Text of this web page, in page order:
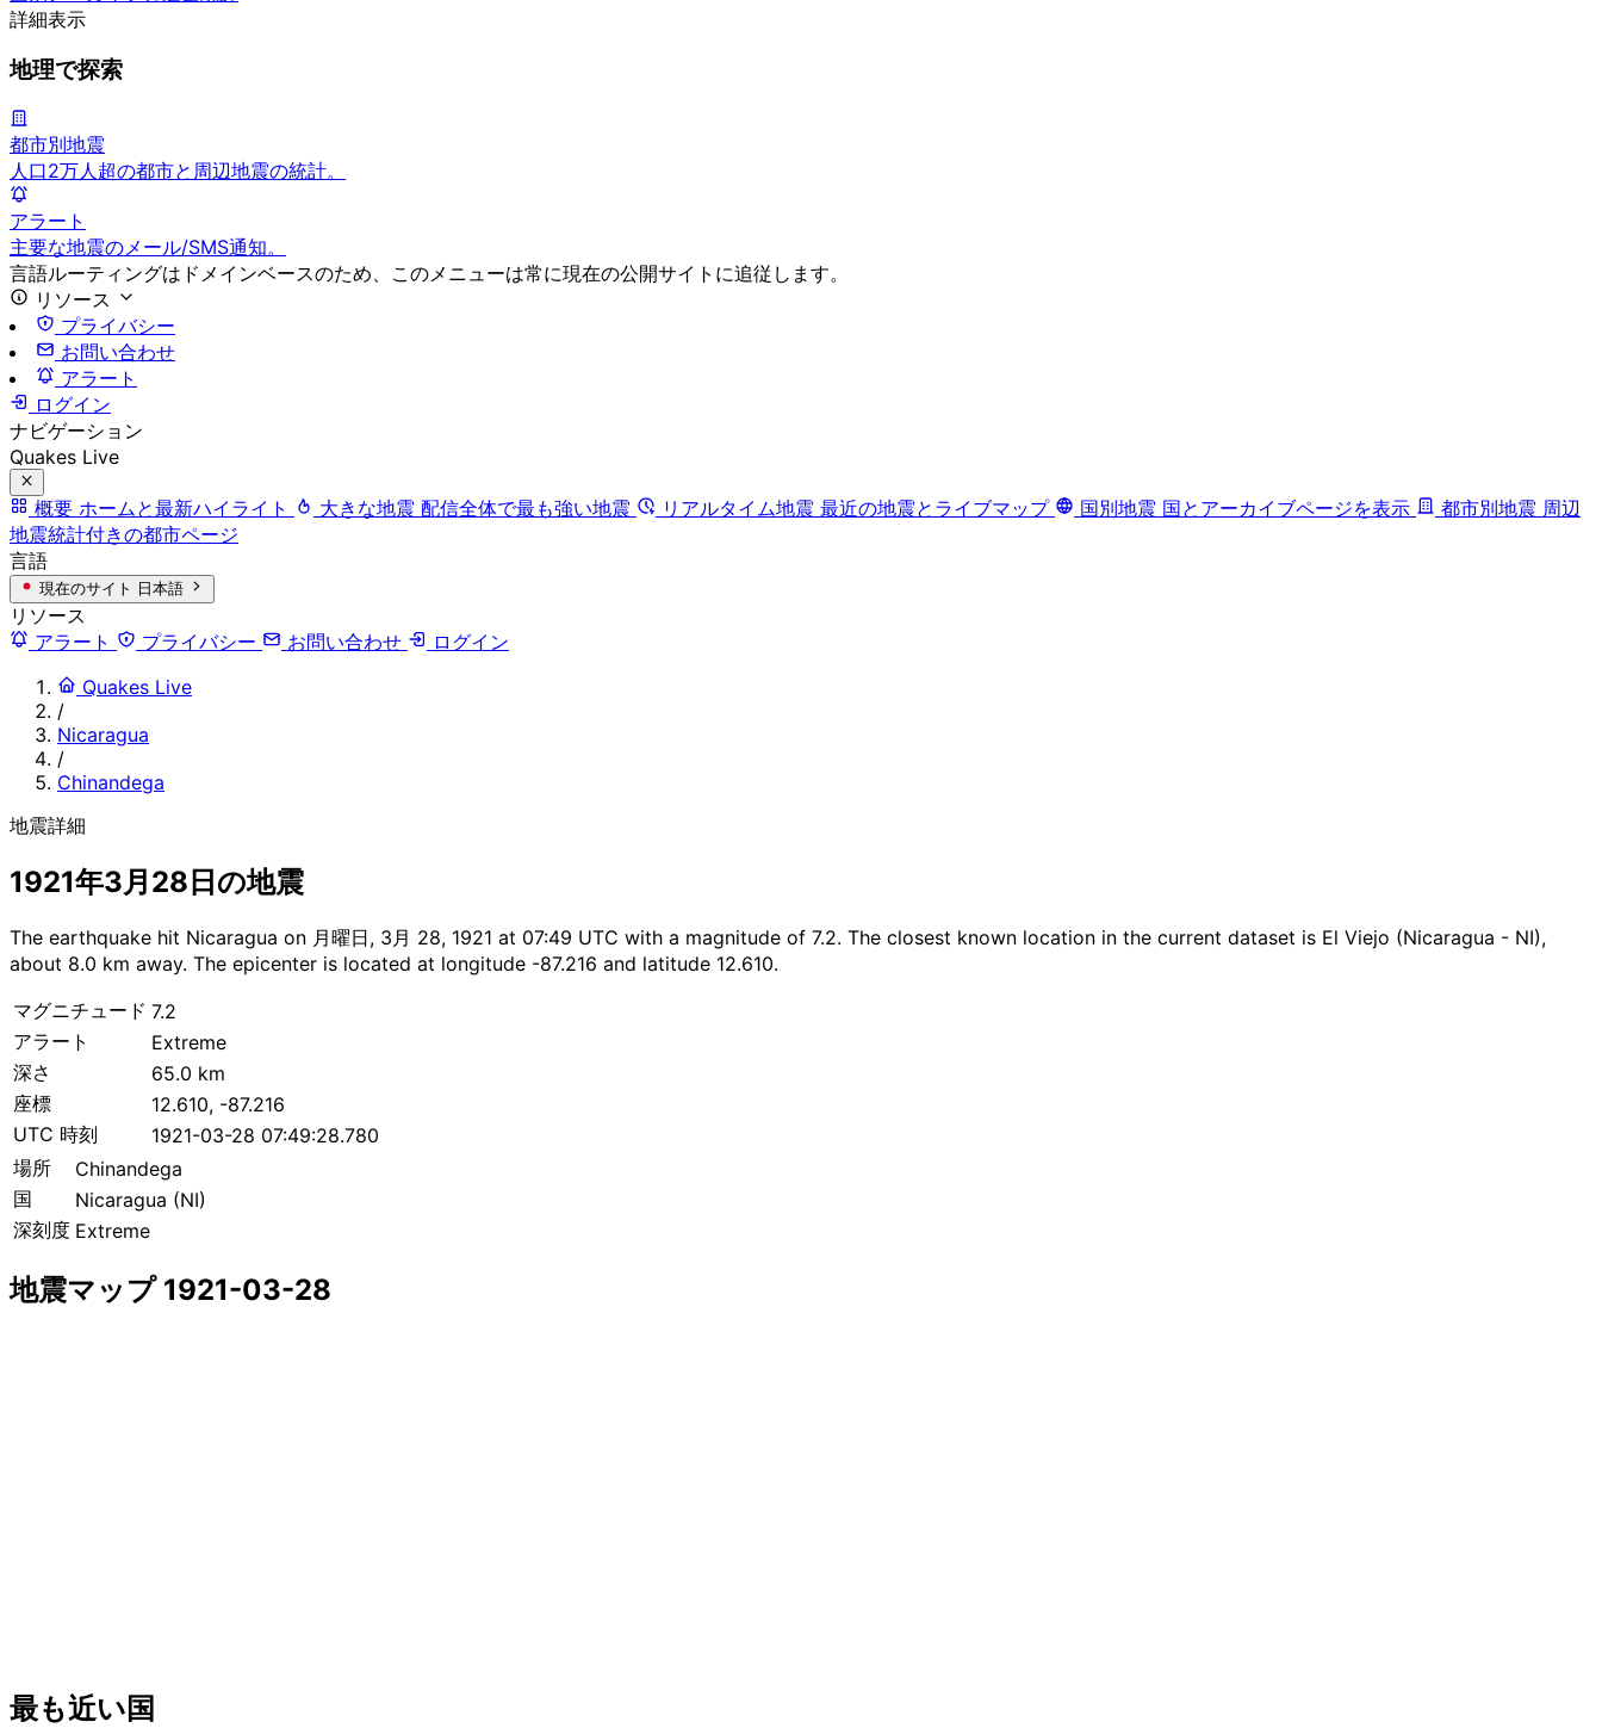
詳細表示
地理で探索
都市別地震
人口2万人超の都市と周辺地震の統計。
アラート
主要な地震のメール/SMS通知。
言語ルーティングはドメインベースのため、このメニューは常に現在の公開サイトに追従します。
リソース
プライバシー
お問い合わせ
アラート
ログイン
ナビゲーション
Quakes Live
概要 ホームと最新ハイライト 大きな地震 配信全体で最も強い地震 リアルタイム地震 最近の地震とライブマップ 国別地震 国とアーカイブページを表示 都市別地震 周辺
地震統計付きの都市ページ
言語
現在のサイト 日本語
リソース
アラート
プライバシー お問い合わせ
ログイン
Quakes Live
/
Nicaragua
/
Chinandega
地震詳細
1921年3月28日の地震
The earthquake hit Nicaragua on 月曜日, 3月 28, 1921 at 07:49 UTC with a magnitude of 7.2. The closest known location in the current dataset is El Viejo (Nicaragua - NI),
about 8.0 km away. The epicenter is located at longitude -87.216 and latitude 12.610.
マグニチュード 7.2
アラート
Extreme
深さ
65.0 km
座標
12.610, -87.216
UTC 時刻
1921-03-28 07:49:28.780
場所
Chinandega
国
Nicaragua (NI)
深刻度 Extreme
地震マップ 1921-03-28
最も近い国